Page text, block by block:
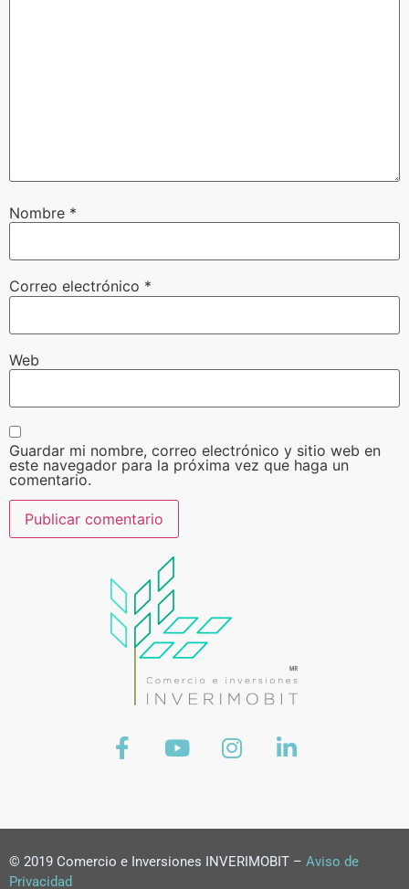
Nombre *
Correo electrónico *
Web
Guardar mi nombre, correo electrónico y sitio web en
este navegador para la próxima vez que haga un
comentario.
© 2019 Comercio e Inversiones INVERIMOBIT – Aviso de
Privacidad